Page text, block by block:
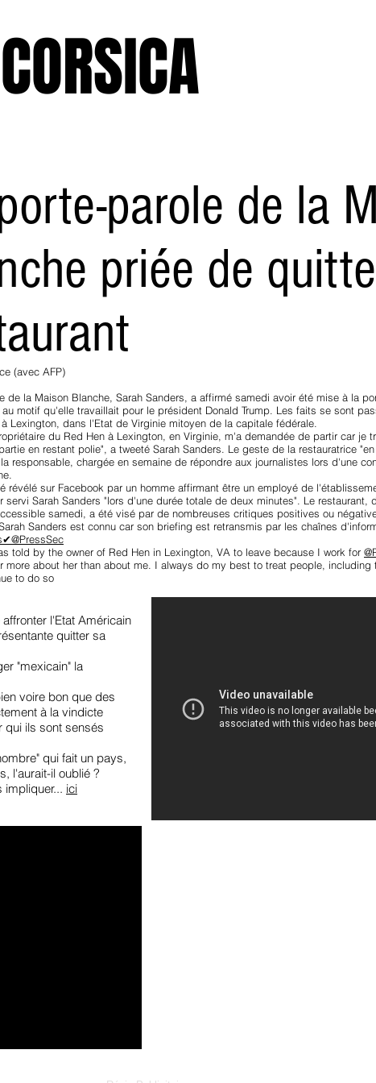
CORSICA
parole de la
priée de
(avec AFP)
de la Maison Blanche, Sarah Sanders, a affirmé samedi avoir été mise à la
motif qu'elle travaillait pour le président Donald Trump. Les faits se sont
Lexington, dans l'Etat de Virginie mitoyen de la capitale fédérale.
du Red Hen à Lexington, en Virginie, m'a demandée de partir car je
en restant polie", a tweeté Sarah Sanders. Le geste de la restauratrice
responsable, chargée en semaine de répondre aux journalistes lors d'une
révélé sur Facebook par un homme affirmant être un employé de
servi Sarah Sanders "lors d'une durée totale de deux minutes". Le restaurant,
samedi, a été visé par de nombreuses critiques positives ou
Sanders est connu car son briefing est retransmis par les chaînes
✔@PressSec
told by the owner of Red Hen in Lexington, VA to leave because I work for
more about her than about me. I always do my best to treat people,
to do so
l'Etat Américain
quitter sa
"mexicain" la
voire bon que des
à la vindicte
qui ils sont sensés
qui fait un pays,
l'aurait-il oublié ?
impliquer... ici